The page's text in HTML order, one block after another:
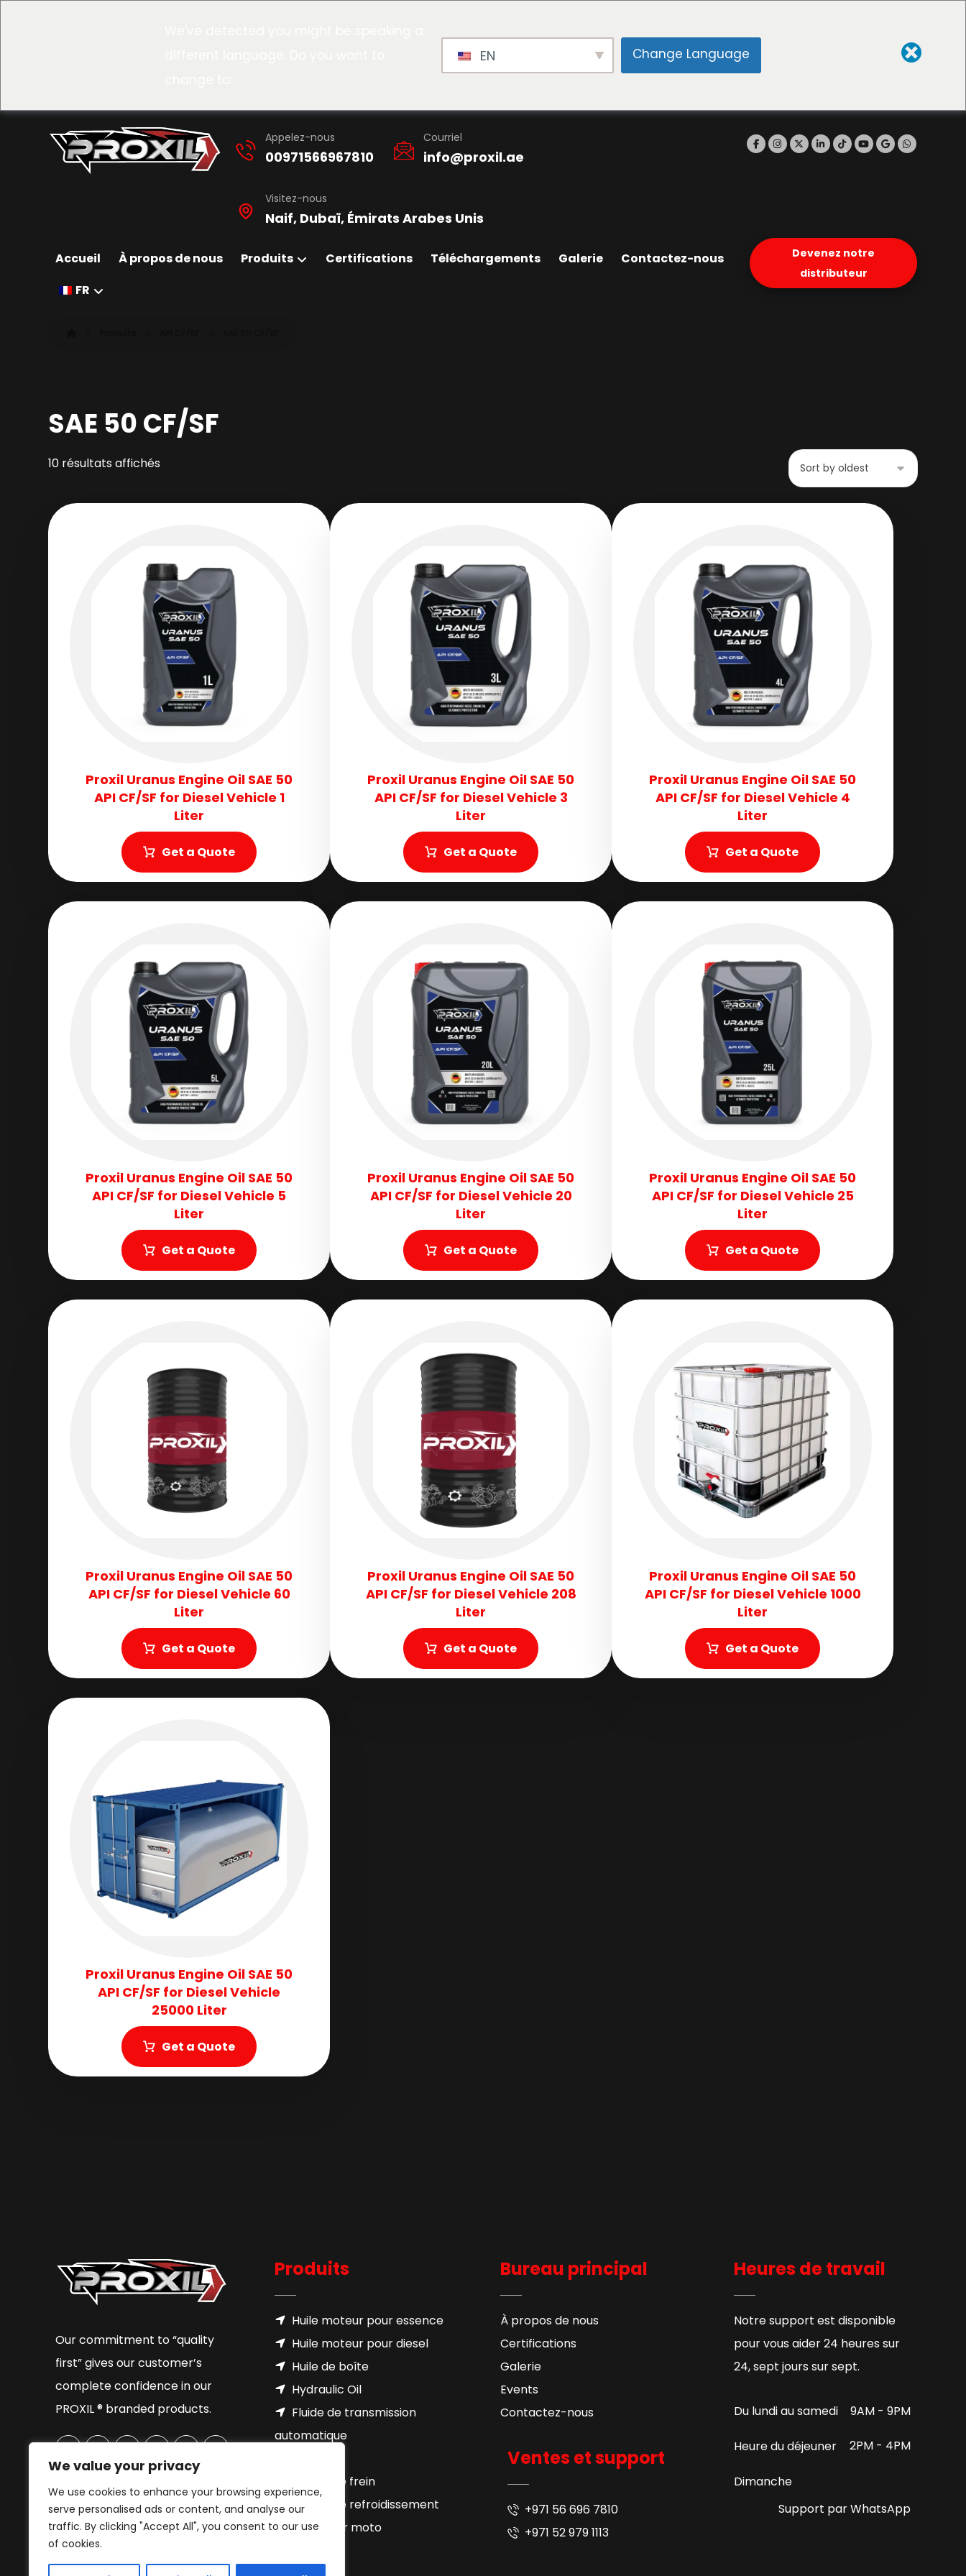
EN Change Language
We value your privacy
We use cookies to enhance your browsing experience,
serve personalised ads or content, and analyse our
traffic. By clicking "Accept All", you consent to our use
of cookies.
Appelez-nous
00971566967810
Courriel
info@proxil.ae
Visitez-nous
Naif, Dubaï, Émirats Arabes Unis
Accueil À propos de nous Produits Certifications Téléchargements Galerie
Contactez-nous
FR
Devenez notre
distributeur
SAE 50 CF/SF
10 résultats affichés
Proxil Uranus Engine Oil SAE 50
API CF/SF for Diesel Vehicle 1
Liter
Get a Quote
Proxil Uranus Engine Oil SAE 50
API CF/SF for Diesel Vehicle 3
Liter
Get a Quote
Proxil Uranus Engine Oil SAE 50
API CF/SF for Diesel Vehicle 4
Liter
Get a Quote
Proxil Uranus Engine Oil SAE 50
API CF/SF for Diesel Vehicle 5
Liter
Get a Quote
Proxil Uranus Engine Oil SAE 50
API CF/SF for Diesel Vehicle 20
Liter
Get a Quote
Proxil Uranus Engine Oil SAE 50
API CF/SF for Diesel Vehicle 25
Liter
Get a Quote
Proxil Uranus Engine Oil SAE 50
API CF/SF for Diesel Vehicle 60
Liter
Get a Quote
Proxil Uranus Engine Oil SAE 50
API CF/SF for Diesel Vehicle 208
Liter
Get a Quote
Proxil Uranus Engine Oil SAE 50
API CF/SF for Diesel Vehicle 1000
Liter
Get a Quote
Proxil Uranus Engine Oil SAE 50
API CF/SF for Diesel Vehicle
25000 Liter
Get a Quote
Our commitment to “quality
first” gives our customer’s
complete confidence in our
PROXIL ® branded products.
Produits
Huile moteur pour essence
Huile moteur pour diesel
Huile de boîte
Hydraulic Oil
Fluide de transmission
automatique
Liquide de frein
Liquide de refroidissement
Huile pour moto
Bureau principal
À propos de nous
Certifications
Galerie
Events
Contactez-nous
Ventes et support
+971 56 696 7810
+971 52 979 1113
Heures de travail
Notre support est disponible
pour vous aider 24 heures sur
24, sept jours sur sept.
Du lundi au samedi 9AM - 9PM
Heure du déjeuner 2PM - 4PM
Dimanche
Support par WhatsApp